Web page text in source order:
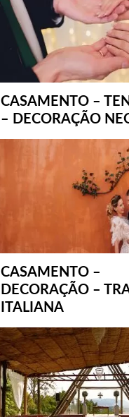
CASAMENTO –
– DECORAÇÃO
CASAMENTO –
DECORAÇÃO –
ITALIANA